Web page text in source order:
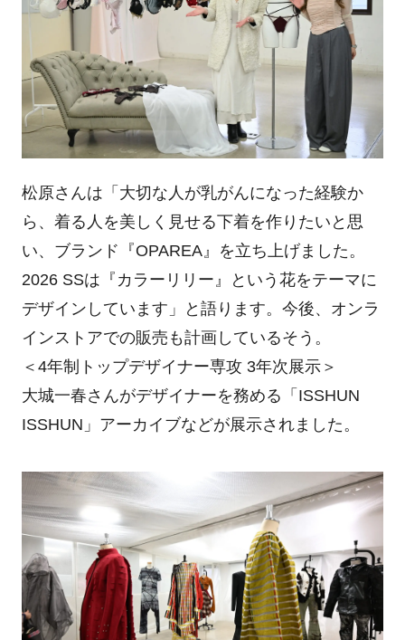
松原さんは「大切な人が乳がんになった経験か
ら、着る人を美しく見せる下着を作りたいと思
い、ブランド『OPAREA』を立ち上げました。
2026 SSは『カラーリリー』という花をテーマに
デザインしています」と語ります。今後、オンラ
インストアでの販売も計画しているそう。
＜4年制トップデザイナー専攻 3年次展示＞
大城一春さんがデザイナーを務める「ISSHUN
ISSHUN」アーカイブなどが展示されました。